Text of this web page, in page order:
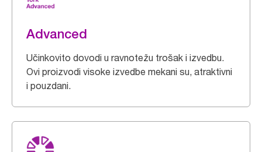
Advanced
Učinkovito dovodi u ravnotežu trošak i izvedbu.
Ovi proizvodi visoke izvedbe mekani su, atraktivni
i pouzdani.